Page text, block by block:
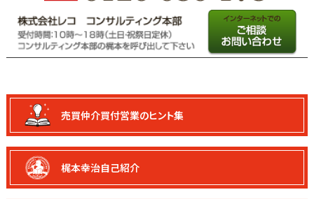
売買仲介買付営業のヒント集
梶本幸治自己紹介